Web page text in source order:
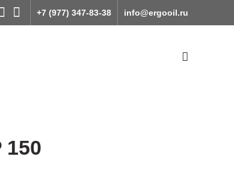
+7 (977) 347-83-38 info@ergooil.ru
150